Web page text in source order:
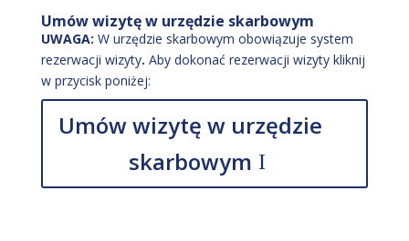
Umów wizytę w urzędzie skarbowym
UWAGA: W urzędzie skarbowym obowiązuje system
rezerwacji wizyty. Aby dokonać rezerwacji wizyty kliknij
w przycisk poniżej:
Umów wizytę w urzędzie
skarbowym